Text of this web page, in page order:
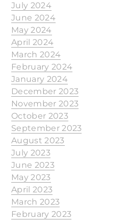
July 2024
June 2024
May 2024
April 2024
March 2024
February 2024
January 2024
December 2023
November 2023
October 2023
September 2023
August 2023
July 2023
June 2023
May 2023
April 2023
March 2023
February 2023